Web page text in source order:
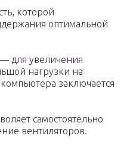
которой
оптимальной
для увеличения
нагрузки на
заключается
самостоятельно
вентиляторов.